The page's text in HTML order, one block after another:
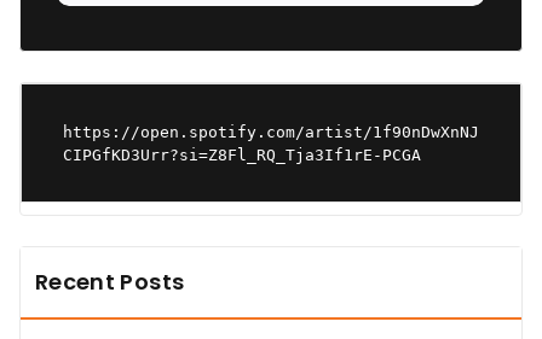
https://open.spotify.com/artist/1f90nDwXnNJ
CIPGfKD3Urr?si=Z8Fl_RQ_Tja3If1rE-PCGA
Recent Posts